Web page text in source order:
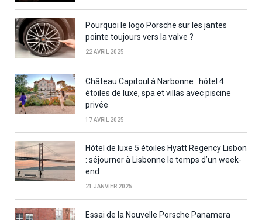
Pourquoi le logo Porsche sur les jantes
pointe toujours vers la valve ?
22 AVRIL 2025
Château Capitoul à Narbonne : hôtel 4
étoiles de luxe, spa et villas avec piscine
privée
17 AVRIL 2025
Hôtel de luxe 5 étoiles Hyatt Regency Lisbon
: séjourner à Lisbonne le temps d’un week-
end
21 JANVIER 2025
Essai de la Nouvelle Porsche Panamera